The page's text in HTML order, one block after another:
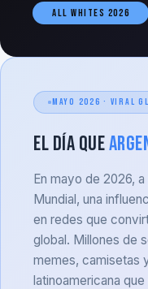
ALL WHITES 2026
MAYO 2026 · VIRAL
El día que
En mayo de 2026,
Mundial, una
en redes que
global. Millones de
memes, camisetas
latinoamericana